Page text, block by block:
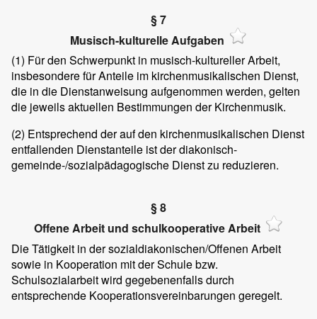
§ 7
Musisch-kulturelle Aufgaben
(1) Für den Schwerpunkt in musisch-kultureller Arbeit,
insbesondere für Anteile im kirchenmusikalischen Dienst,
die in die Dienstanweisung aufgenommen werden, gelten
die jeweils aktuellen Bestimmungen der Kirchenmusik.
(2) Entsprechend der auf den kirchenmusikalischen Dienst
entfallenden Dienstanteile ist der diakonisch-
gemeinde-/sozialpädagogische Dienst zu reduzieren.
§ 8
Offene Arbeit und schulkooperative Arbeit
Die Tätigkeit in der sozialdiakonischen/Offenen Arbeit
sowie in Kooperation mit der Schule bzw.
Schulsozialarbeit wird gegebenenfalls durch
entsprechende Kooperationsvereinbarungen geregelt.